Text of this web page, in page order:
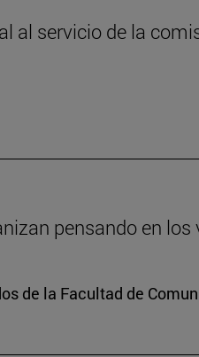
al servicio de la
pensando en los
de la Facultad de